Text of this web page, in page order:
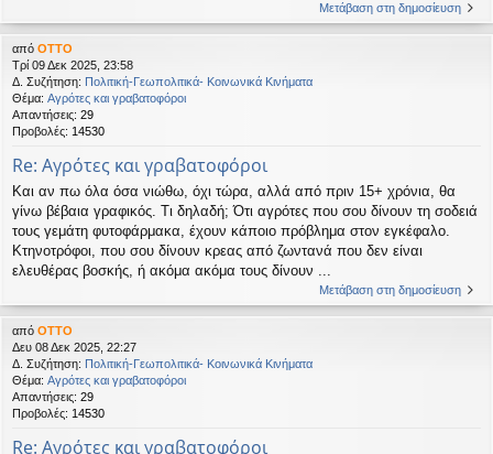
Μετάβαση στη δημοσίευση
από OTTO
Τρί 09 Δεκ 2025, 23:58
Δ. Συζήτηση: Πολιτική-Γεωπολιτικά- Κοινωνικά Κινήματα
Θέμα: Αγρότες και γραβατοφόροι
Απαντήσεις: 29
Προβολές: 14530
Re: Αγρότες και γραβατοφόροι
Και αν πω όλα όσα νιώθω, όχι τώρα, αλλά από πριν 15+ χρόνια, θα
γίνω βέβαια γραφικός. Τι δηλαδή; Ότι αγρότες που σου δίνουν τη σοδειά
τους γεμάτη φυτοφάρμακα, έχουν κάποιο πρόβλημα στον εγκέφαλο.
Κτηνοτρόφοι, που σου δίνουν κρεας από ζωντανά που δεν είναι
ελευθέρας βοσκής, ή ακόμα ακόμα τους δίνουν ...
Μετάβαση στη δημοσίευση
από OTTO
Δευ 08 Δεκ 2025, 22:27
Δ. Συζήτηση: Πολιτική-Γεωπολιτικά- Κοινωνικά Κινήματα
Θέμα: Αγρότες και γραβατοφόροι
Απαντήσεις: 29
Προβολές: 14530
Re: Αγρότες και γραβατοφόροι